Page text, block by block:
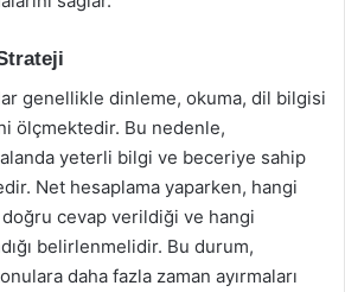
genellikle dinleme, okuma, dil bilgisi
ölçmektedir. Bu nedenle,
yeterli bilgi ve beceriye sahip
Net hesaplama yaparken, hangi
cevap verildiği ve hangi
belirlenmelidir. Bu durum,
daha fazla zaman ayırmaları